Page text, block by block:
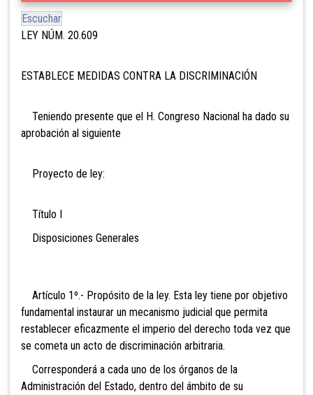
Escuchar
LEY NÚM. 20.609
ESTABLECE MEDIDAS CONTRA LA DISCRIMINACIÓN
Teniendo presente que el H. Congreso Nacional ha dado su
aprobación al siguiente
Proyecto de ley:
Título I
Disposiciones Generales
Artículo 1º.- Propósito de la ley. Esta ley tiene por objetivo
fundamental instaurar un mecanismo judicial que permita
restablecer eficazmente el imperio del derecho toda vez que
se cometa un acto de discriminación arbitraria.
Corresponderá a cada uno de los órganos de la
Administración del Estado, dentro del ámbito de su